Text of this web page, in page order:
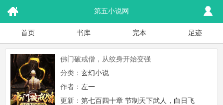
第五小说网
首页 书库 完本 足迹
佛门破戒僧，从纹身开始变强
分类： 玄幻小说
作者： 左一
更新： 第七百四十章 节制天下武人，白日飞